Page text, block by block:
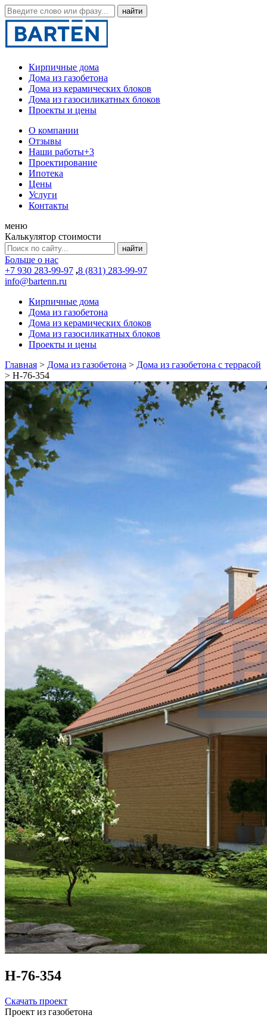
Кирпичные дома
Дома из газобетона
Дома из керамических блоков
Дома из газосиликатных блоков
Проекты и цены
О компании
Отзывы
Наши работы+3
Проектирование
Ипотека
Цены
Услуги
Контакты
меню
Калькулятор стоимости
Больше о нас
+7 930 283-99-97 ,8 (831) 283-99-97
info@bartenn.ru
Кирпичные дома
Дома из газобетона
Дома из керамических блоков
Дома из газосиликатных блоков
Проекты и цены
Главная > Дома из газобетона > Дома из газобетона с террасой
> Н-76-354
Н-76-354
Скачать проект
Проект из газобетона